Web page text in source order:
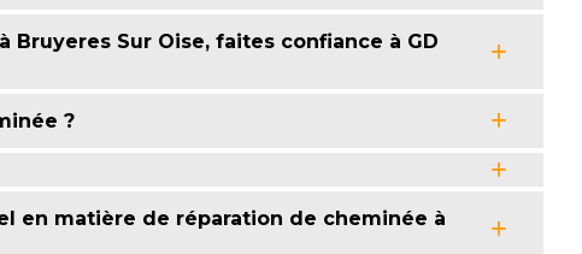
Sur Oise, faites confiance à GD
?
en matière de réparation de cheminée à